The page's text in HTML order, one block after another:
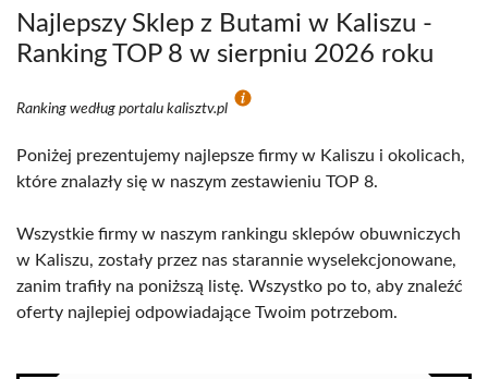
Najlepszy Sklep z Butami w Kaliszu -
Ranking TOP 8 w sierpniu 2026 roku
Ranking według portalu kalisztv.pl
Poniżej prezentujemy najlepsze firmy w Kaliszu i okolicach,
które znalazły się w naszym zestawieniu TOP 8.
Wszystkie firmy w naszym rankingu sklepów obuwniczych
w Kaliszu, zostały przez nas starannie wyselekcjonowane,
zanim trafiły na poniższą listę. Wszystko po to, aby znaleźć
oferty najlepiej odpowiadające Twoim potrzebom.